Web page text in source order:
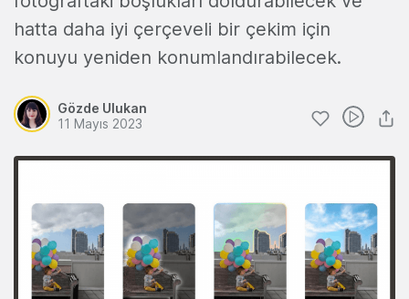
hatta daha iyi çerçeveli bir çekim için
konuyu yeniden konumlandırabilecek.
Gözde Ulukan
11 Mayıs 2023